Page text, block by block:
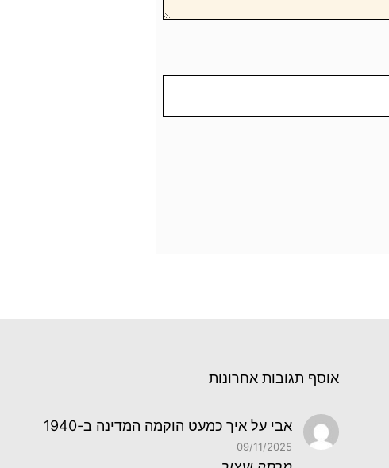
אוסף תגובות אחרונות
אבי על איך כמעט הוקמה המדינה ב-1940
09/11/2025